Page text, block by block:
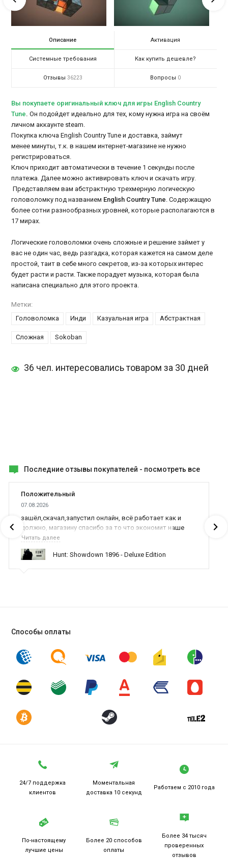
Описание Активация
Системные требования Как купить дешевле?
Отзывы 36223 Вопросы 0
Вы покупаете оригинальный ключ для игры English Country
Tune. Он подойдет идеально для тех, кому нужна игра на своём
личном аккаунте steam.
Покупка ключа English Country Tune и доставка, займут
менее минуты, т.к. в нашем интернет-магазине не нужно
регистрироваться.
Ключ приходит автоматически в течение 1 секунды после
платежа. Далее можно активировать ключ и скачать игру.
Представляем вам абстрактную трехмерную логическую
головоломку под названием English Country Tune. Содержащую
более сотни разнообразных уровней, которые располагаются в
17 мирах.
Логические головоломки очень сложные и решение займет у
вас не один час, ведь разгадка, которая кажется на самом деле
простой, таит в себе много секретов, из-за которых интерес
будет расти и расти. Также порадует музыка, которая была
написана специально для этого проекта.
Метки:
Головоломка
Инди Казуальная игра Абстрактная
Сложная Sokoban
36 чел. интересовались товаром за 30 дней
Последние отзывы покупателей - посмотреть все
Положительный
07.08.2026
зашёл,скачал,запустил онлайн, всё работает как и
должно, магазину спасибо за то что экономит наше
время,нервы и деньги, ребята вы красава оказываете
поддержку населению и походу из всех только вы и
оказываете помощь
Читать далее
Hunt: Showdown 1896 - Deluxe Edition
Способы оплаты
24/7 поддержка
клиентов
Моментальная
доставка 10 секунд
Работаем с 2010 года
По-настоящему
лучшие цены
Более 20 способов
оплаты
Более 34 тысяч
проверенных
отзывов